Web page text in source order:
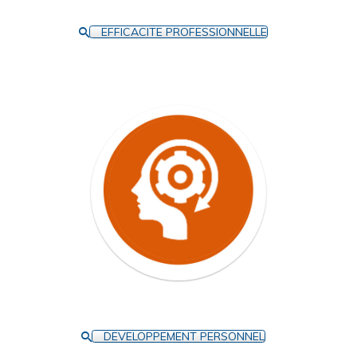
EFFICACITE PROFESSIONNELLE
DEVELOPPEMENT PERSONNEL